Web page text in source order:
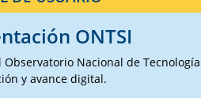
ONTSI
Nacional de
y avance digital.